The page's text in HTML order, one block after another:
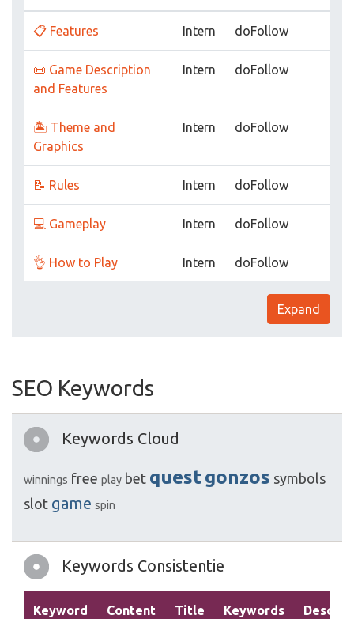
📋 Features Intern doFollow
📜 Game Description
and Features
Intern doFollow
🏝️ Theme and
Graphics
Intern doFollow
📝 Rules Intern doFollow
💻 Gameplay Intern doFollow
👌 How to Play Intern doFollow
Expand
SEO Keywords
Keywords Cloud
winnings free play bet questgonzos symbols
slot game spin
Keywords Consistentie
Keyword Content Title Keywords